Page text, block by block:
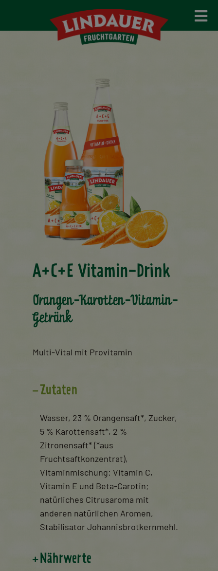
A+C+E Vitamin-Drink
Orangen-Karotten-Vitamin-
Getränk
Multi-Vital mit Provitamin
Zutaten
Wasser, 23 % Orangensaft*, Zucker,
5 % Karottensaft*, 2 %
Zitronensaft* (*aus
Fruchtsaftkonzentrat),
Vitaminmischung: Vitamin C,
Vitamin E und Beta-Carotin;
natürliches Citrusaroma mit
anderen natürlichen Aromen,
Stabilisator Johannisbrotkernmehl.
Nährwerte